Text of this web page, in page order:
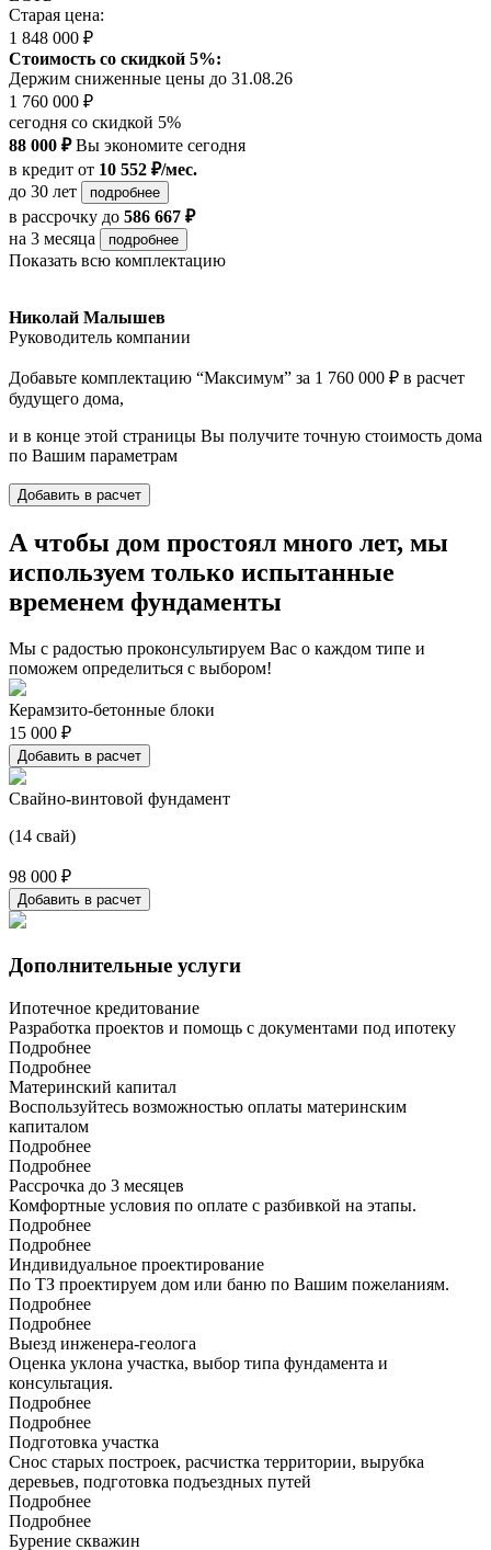
Старая цена:
1 848 000 ₽
Стоимость со скидкой 5%:
Держим сниженные цены до 31.08.26
1 760 000 ₽
сегодня со скидкой 5%
88 000 ₽Вы экономите сегодня
в кредит от 10 552 ₽/мес.
до 30 лет
подробнее
в рассрочку до 586 667 ₽
на 3 месяца
подробнее
Показать всю комплектацию
Николай Малышев
Руководитель компании
Добавьте комплектацию “Максимум” за 1 760 000 ₽ в расчет
будущего дома,
и в конце этой страницы Вы получите точную стоимость дома
по Вашим параметрам
Добавить в расчет
А чтобы дом простоял много лет, мы
используем только испытанные
временем фундаменты
Мы с радостью проконсультируем Вас о каждом типе и
поможем определиться с выбором!
Керамзито-бетонные блоки
15 000 ₽
Добавить в расчет
Свайно-винтовой фундамент
(14 свай)
98 000 ₽
Добавить в расчет
Дополнительные услуги
Ипотечное кредитование
Разработка проектов и помощь с документами под ипотеку
Подробнее
Подробнее
Материнский капитал
Воспользуйтесь возможностью оплаты материнским
капиталом
Подробнее
Подробнее
Рассрочка до 3 месяцев
Комфортные условия по оплате с разбивкой на этапы.
Подробнее
Подробнее
Индивидуальное проектирование
По ТЗ проектируем дом или баню по Вашим пожеланиям.
Подробнее
Подробнее
Выезд инженера-геолога
Оценка уклона участка, выбор типа фундамента и
консультация.
Подробнее
Подробнее
Подготовка участка
Снос старых построек, расчистка территории, вырубка
деревьев, подготовка подъездных путей
Подробнее
Подробнее
Бурение скважин